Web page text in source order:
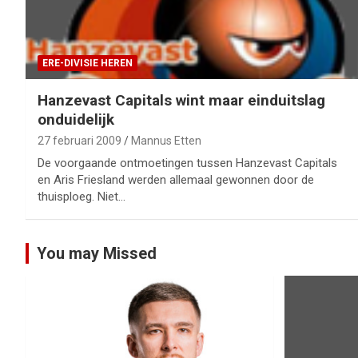
ERE-DIVISIE HEREN
Hanzevast Capitals wint maar einduitslag
onduidelijk
27 februari 2009 Mannus Etten
De voorgaande ontmoetingen tussen Hanzevast Capitals
en Aris Friesland werden allemaal gewonnen door de
thuisploeg. Niet…
You may Missed